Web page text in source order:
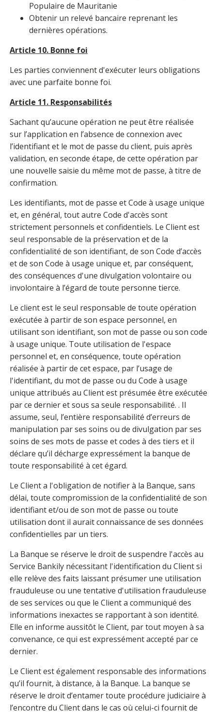
Populaire de Mauritanie
Obtenir un relevé bancaire reprenant les
dernières opérations.
Article 10. Bonne foi
Les parties conviennent d'exécuter leurs obligations
avec une parfaite bonne foi.
Article 11. Responsabilités
Sachant qu’aucune opération ne peut être réalisée
sur l’application en l’absence de connexion avec
l’identifiant et le mot de passe du client, puis après
validation, en seconde étape, de cette opération par
une nouvelle saisie du même mot de passe, à titre de
confirmation.
Les identifiants, mot de passe et Code à usage unique
et, en général, tout autre Code d'accès sont
strictement personnels et confidentiels. Le Client est
seul responsable de la préservation et de la
confidentialité de son identifiant, de son Code d’accès
et de son Code à usage unique et, par conséquent,
des conséquences d'une divulgation volontaire ou
involontaire à l’égard de toute personne tierce.
Le client est le seul responsable de toute opération
exécutée à partir de son espace personnel, en
utilisant son identifiant, son mot de passe ou son code
à usage unique. Toute utilisation de l'espace
personnel et, en conséquence, toute opération
réalisée à partir de cet espace, par l’usage de
l'identifiant, du mot de passe ou du Code à usage
unique attribués au Client est présumée être exécutée
par ce dernier et sous sa seule responsabilité. . Il
assume, seul, l’entière responsabilité d’erreurs de
manipulation par ses soins ou de divulgation par ses
soins de ses mots de passe et codes à des tiers et il
déclare qu’il décharge expressément la banque de
toute responsabilité à cet égard.
Le Client a l'obligation de notifier à la Banque, sans
délai, toute compromission de la confidentialité de son
identifiant et/ou de son mot de passe ou toute
utilisation dont il aurait connaissance de ses données
confidentielles par un tiers.
La Banque se réserve le droit de suspendre l'accès au
Service Bankily nécessitant l'identification du Client si
elle relève des faits laissant présumer une utilisation
frauduleuse ou une tentative d'utilisation frauduleuse
de ses services ou que le Client a communiqué des
informations inexactes se rapportant à son identité.
Elle en informe aussitôt le Client, par tout moyen à sa
convenance, ce qui est expressément accepté par ce
dernier.
Le Client est également responsable des informations
qu’il fournit, à distance, à la Banque. La banque se
réserve le droit d’entamer toute procédure judiciaire à
l’encontre du Client dans le cas où celui-ci fournit de